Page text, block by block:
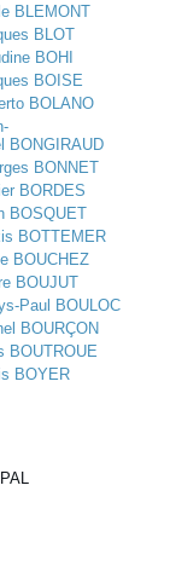
BLEMONT
BLOT
BOHI
BOISE
BOLANO
BONGIRAUD
BONNET
BORDES
BOSQUET
BOTTEMER
BOUCHEZ
BOUJUT
Paul BOULOC
BOURÇON
BOUTROUE
BOYER